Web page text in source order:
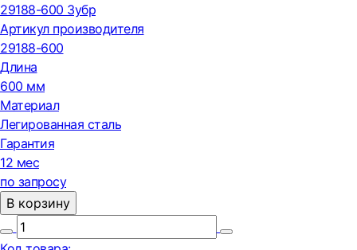
29188-600 Зубр
Артикул производителя
29188-600
Длина
600 мм
Материал
Легированная сталь
Гарантия
12 мес
по запросу
В корзину